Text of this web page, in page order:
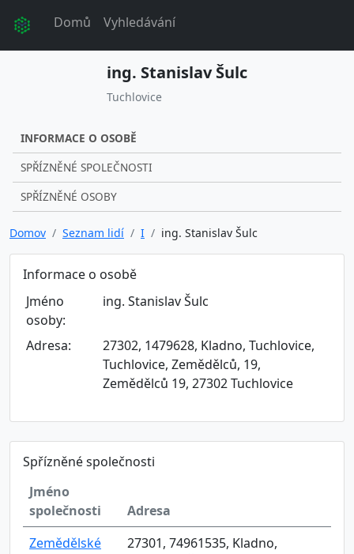
Domů Vyhledávání
ing. Stanislav Šulc
Tuchlovice
INFORMACE O OSOBĚ
SPŘÍZNĚNÉ SPOLEČNOSTI
SPŘÍZNĚNÉ OSOBY
Domov Seznam lidí I ing. Stanislav Šulc
Informace o osobě
Jméno
osoby:
ing. Stanislav Šulc
Adresa:
27302, 1479628, Kladno, Tuchlovice,
Tuchlovice, Zemědělců, 19,
Zemědělců 19, 27302 Tuchlovice
Spřízněné společnosti
Jméno
společnosti
Adresa
Zemědělské
27301, 74961535, Kladno,